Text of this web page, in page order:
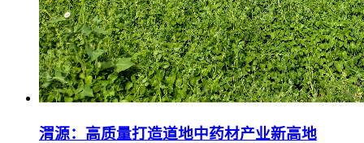
渭源：高质量打造道地中药材产业新高地